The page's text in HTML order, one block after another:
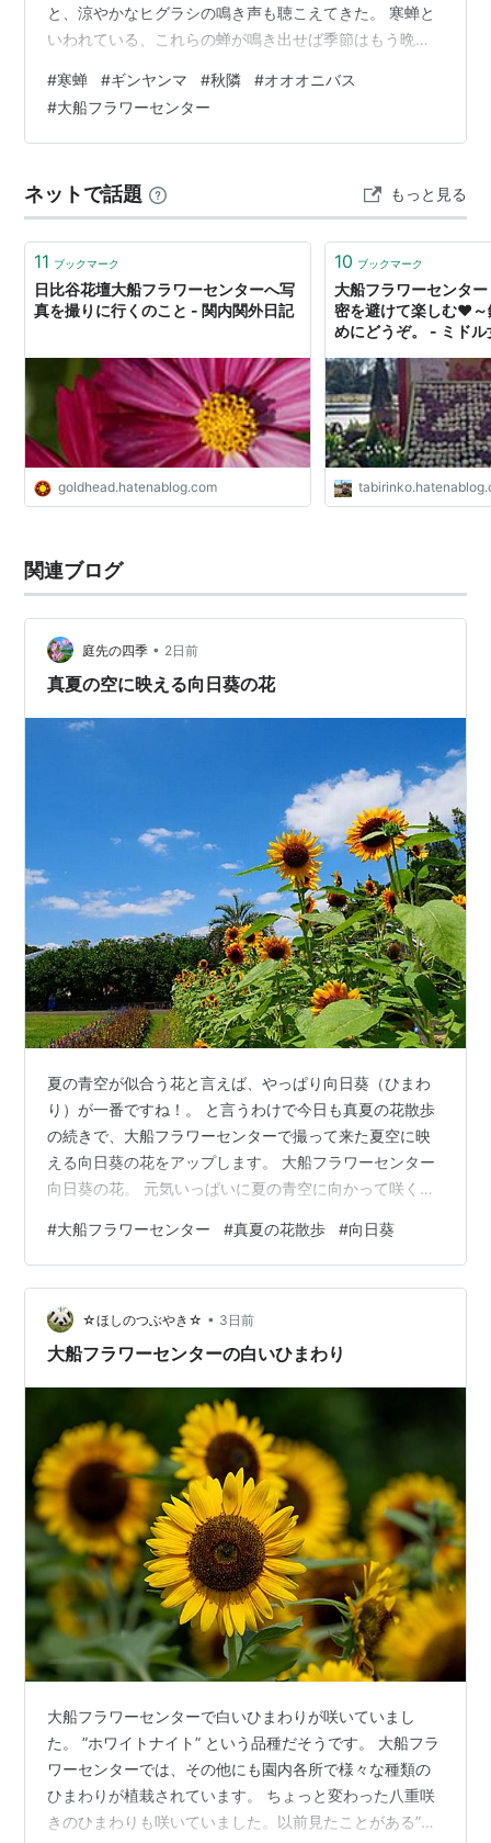
と、涼やかなヒグラシの鳴き声も聴こえてきた。 寒蝉と
いわれている、これらの蝉が鳴き出せば季節はもう晩
だ続きますが・・ 秋の来ない夏は無い！涼しい秋の到来
までもうしばらくの辛抱ですかね。。 松が根に 小草花さ
く 秋隣 ＜正岡子規＞ さて、今日の画像は先日訪れた大
ギンヤンマのカップルとオニバス等です。 睡蓮の葉の上
で♡♥交尾・産卵中のギンヤンマのカッ…
#寒蝉 #ギンヤンマ #秋隣 #オオオニバス
#大船フラワーセンター
ネットで話題 もっと見る
11 ブックマーク
日比谷花壇大船フラワーセンターへ写
真を撮りに行くのこと - 関内関外日記
goldhead.hatenablog.com
10 ブックマーク
大船フラワーセンタ
密を避けて楽しむ❤～
めにどうぞ。 - ミド
関連ブログ
庭先の四季 • 2日前
真夏の空に映える向日葵の花
夏の青空が似合う花と言えば、やっぱり向日葵（ひまわ
り）が一番ですね！。 と言うわけで今日も真夏の花散歩
の続きで、大船フラワーセンターで撮って来た夏空に映
える向日葵の花をアップします。 大船フラワーセンター
向日葵の花。 元気いっぱいに夏の青空に向かって咲く、
らイエロー・サン・パワー！をもらってこの暑い夏を乗
り切りましょう！ 八重咲の向日葵。 こちらは初見の白い
花弁が爽やかな『ホワイトナイト』 大船フラワーセンタ
ー真夏の花散歩は続きます。 よろしかったらポチっとお
願いします。 ランキング参加中gooからきました ランキ
#大船フラワーセンター #真夏の花散歩 #向日葵
☆ほしのつぶやき☆ • 3日前
大船フラワーセンターの白いひまわり
大船フラワーセンターで白いひまわりが咲いていまし
た。 ”ホワイトナイト” という品種だそうです。 大船フラ
ワーセンターでは、その他にも園内各所で様々な種類の
ひまわりが植栽されています。 ちょっと変わった八重咲
きのひまわりも咲いていました。以前見たことがある”モ